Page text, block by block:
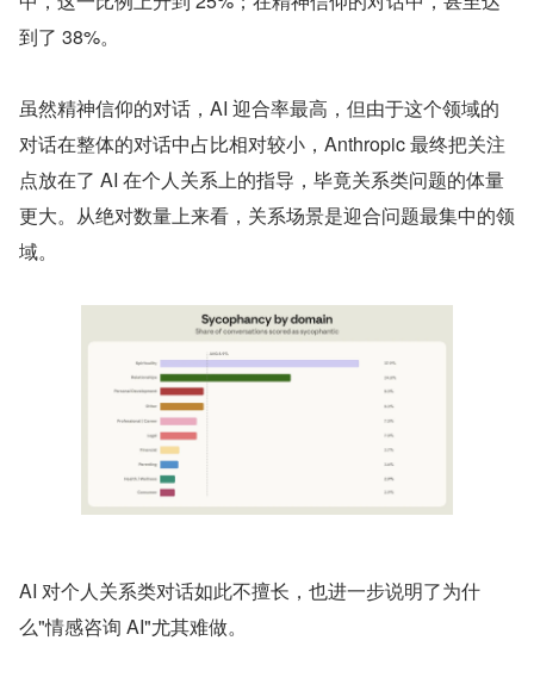
到了 38%。
虽然精神信仰的对话，AI 迎合率最高，但由于这个领域的
对话在整体的对话中占比相对较小，Anthropic 最终把关注
点放在了 AI 在个人关系上的指导，毕竟关系类问题的体量
更大。从绝对数量上来看，关系场景是迎合问题最集中的领
域。
AI 对个人关系类对话如此不擅长，也进一步说明了为什
么"情感咨询 AI"尤其难做。